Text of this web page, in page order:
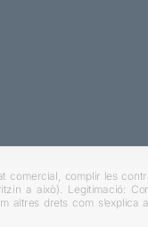
comercial, complir les
a això). Legitimació:
altres drets com s’explica